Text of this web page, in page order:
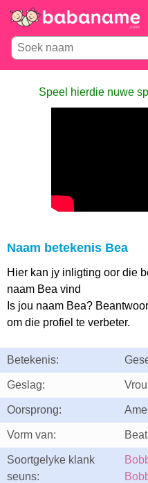
Speel hierdie nuwe
Naam betekenis Bea
Hier kan jy inligting oor die
naam Bea vind
Is jou naam Bea?
om die profiel te verbeter.
Betekenis:
Geslag:
Oorsprong:
Vorm van:
Soortgelyke klank
seuns: